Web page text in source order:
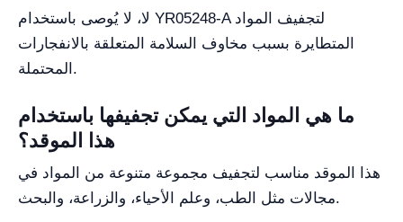
لا، لا يُوصى باستخدام YR05248-A لتجفيف المواد
المتطايرة بسبب مخاوف السلامة المتعلقة بالانفجارات
المحتملة.
ما هي المواد التي يمكن تجفيفها باستخدام
هذا الموقد؟
هذا الموقد مناسب لتجفيف مجموعة متنوعة من المواد في
مجالات مثل الطب، وعلم الأحياء، والزراعة، والبحث.